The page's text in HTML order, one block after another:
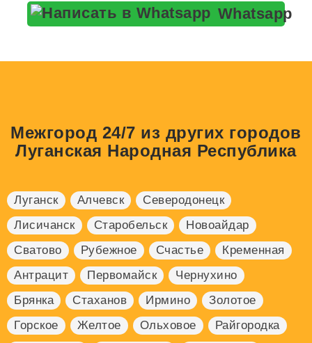
Whatsapp
Межгород 24/7 из других городов
Луганская Народная Республика
Луганск Алчевск
Северодонецк
Лисичанск
Старобельск
Новоайдар
Сватово
Рубежное Счастье
Кременная
Антрацит
Первомайск
Чернухино
Брянка
Стаханов Ирмино
Золотое
Горское
Желтое Ольховое
Райгородка